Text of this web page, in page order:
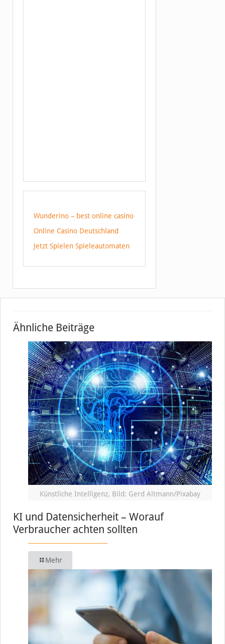
Wunderino – best online casino
Online Casino Deutschland
Jetzt Spielen Spieleautomaten
Ähnliche Beiträge
Künstliche Intelligenz, Bild: Gerd Altmann/Pixabay
KI und Datensicherheit – Worauf
Verbraucher achten sollten
Mehr